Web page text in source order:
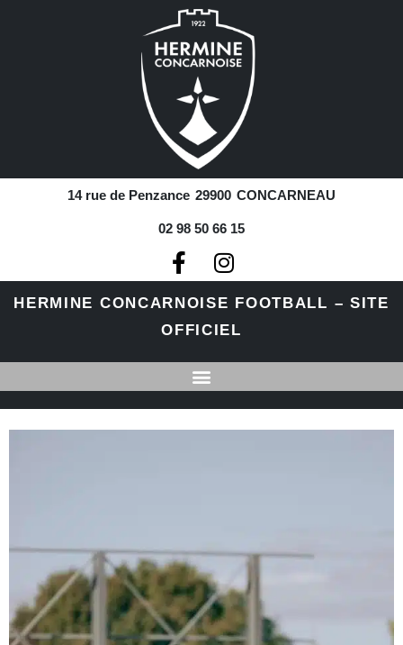
14 rue de Penzance 29900 CONCARNEAU
02 98 50 66 15
HERMINE CONCARNOISE FOOTBALL – SITE
OFFICIEL